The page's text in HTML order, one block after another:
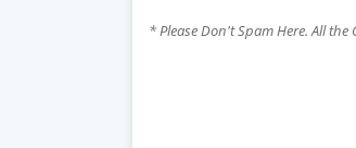
* Please Don't Spam Here. All